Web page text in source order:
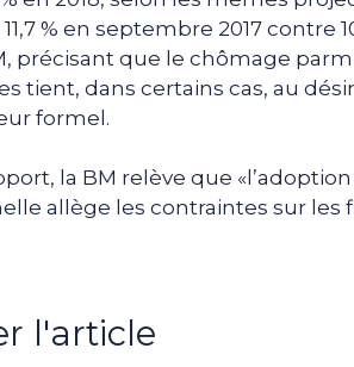
% en septembre 2017 contre
précisant que le chômage
tient, dans certains cas, au
formel.
la BM relève que
allège les contraintes sur les
l'article